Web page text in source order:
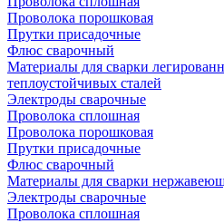
Проволока порошковая
Прутки присадочные
Флюс сварочный
Материалы для сварки
теплоустойчивых сталей
Электроды сварочные
Проволока сплошная
Проволока порошковая
Прутки присадочные
Флюс сварочный
Материалы для сварки
Электроды сварочные
Проволока сплошная